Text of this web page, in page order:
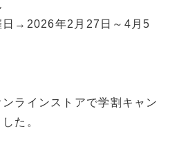
→2026年2月27日～4月5
ラインストアで学割キャン
た。